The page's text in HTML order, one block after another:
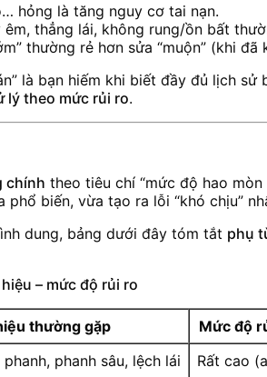
hỏng là tăng nguy cơ tai nạn.
êm, thẳng lái, không rung/ồn bất
thường rẻ hơn sửa “muộn” (khi
là bạn hiếm khi biết đầy đủ lịch
lý theo mức rủi ro.
chính theo tiêu chí “mức độ hao
biến, vừa tạo ra lỗi “khó chịu”
dung, bảng dưới đây tóm tắt phụ
– mức độ rủi ro
thường gặp
Mức độ
phanh sâu, lệch lái Rất cao